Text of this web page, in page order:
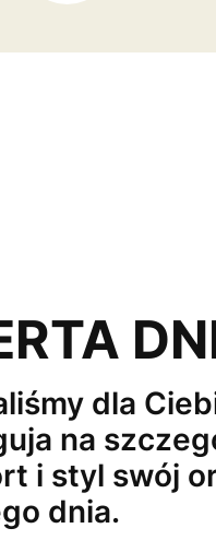
dla
na
i styl swój
dnia.